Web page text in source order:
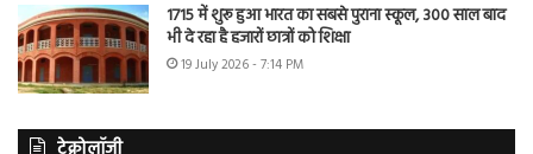
1715 में शुरू हुआ भारत का सबसे पुराना स्कूल, 300 साल बाद
भी दे रहा है हजारों छात्रों को शिक्षा
19 July 2026 - 7:14 PM